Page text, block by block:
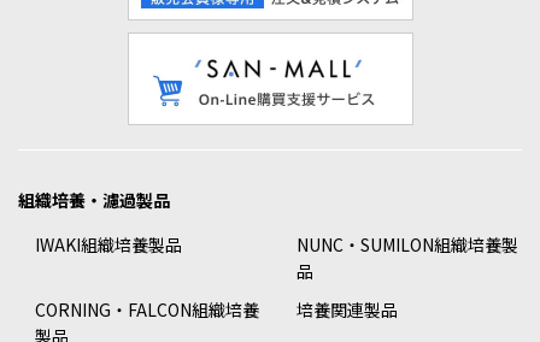
組織培養・濾過製品
IWAKI組織培養製品
NUNC・SUMILON組織培養製
品
CORNING・FALCON組織培養
製品
培養関連製品